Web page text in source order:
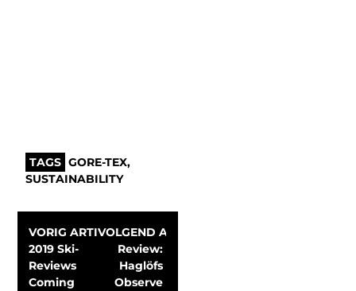
TAGS GORE-TEX,
SUSTAINABILITY
VORIG ARTIKEL
2019 Ski-
Reviews
Coming
VOLGEND ARTIKEL
Review:
Haglöfs
Observe